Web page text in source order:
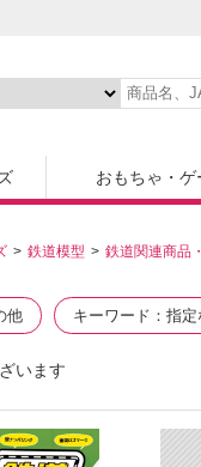
おもちゃ・ゲ
鉄道模型 鉄道関連商品
他 キーワード 指定
います